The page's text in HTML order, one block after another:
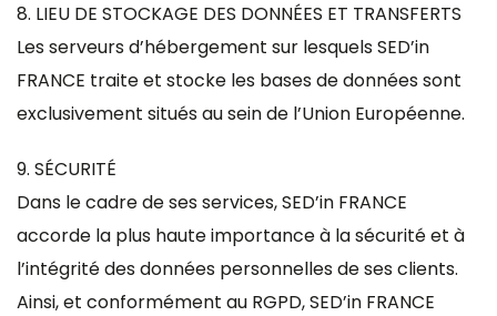
8. LIEU DE STOCKAGE DES DONNÉES ET TRANSFERTS
Les serveurs d’hébergement sur lesquels SED’in
FRANCE traite et stocke les bases de données sont
exclusivement situés au sein de l’Union Européenne.
9. SÉCURITÉ
Dans le cadre de ses services, SED’in FRANCE
accorde la plus haute importance à la sécurité et à
l’intégrité des données personnelles de ses clients.
Ainsi, et conformément au RGPD, SED’in FRANCE